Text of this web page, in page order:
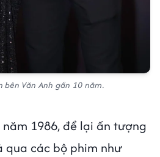
bên Văn Anh gần 10 năm.
năm 1986, để lại ấn tượng
qua các bộ phim như